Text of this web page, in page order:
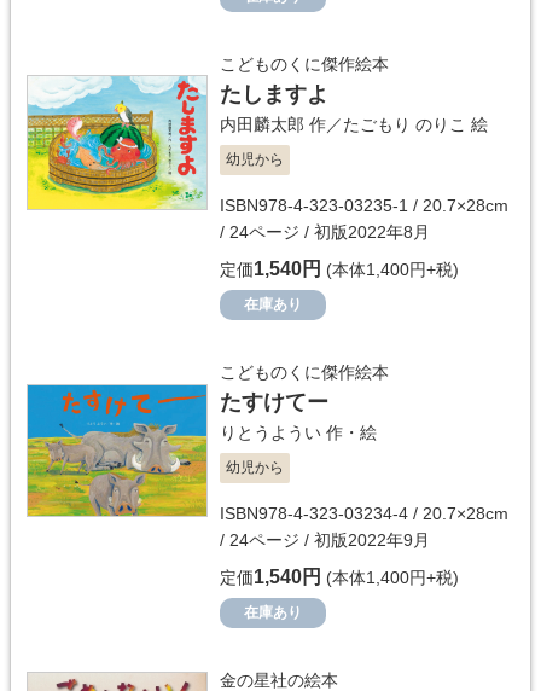
こどものくに傑作絵本
たしますよ
内田麟太郎 作／たごもり のりこ 絵
幼児から
ISBN978-4-323-03235-1 / 20.7×28cm
/ 24ページ / 初版2022年8月
定価1,540円 (本体1,400円+税)
在庫あり
こどものくに傑作絵本
たすけてー
りとうようい 作・絵
幼児から
ISBN978-4-323-03234-4 / 20.7×28cm
/ 24ページ / 初版2022年9月
定価1,540円 (本体1,400円+税)
在庫あり
金の星社の絵本